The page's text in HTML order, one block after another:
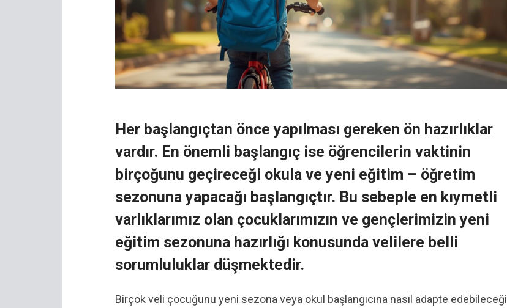
Her başlangıçtan önce yapılması gereken ön hazırlıklar
vardır. En önemli başlangıç ise öğrencilerin vaktinin
birçoğunu geçireceği okula ve yeni eğitim – öğretim
sezonuna yapacağı başlangıçtır. Bu sebeple en kıymetli
varlıklarımız olan çocuklarımızın ve gençlerimizin yeni
eğitim sezonuna hazırlığı konusunda velilere belli
sorumluluklar düşmektedir.
Birçok veli çocuğunu yeni sezona veya okul başlangıcına nasıl adapte edebileceği